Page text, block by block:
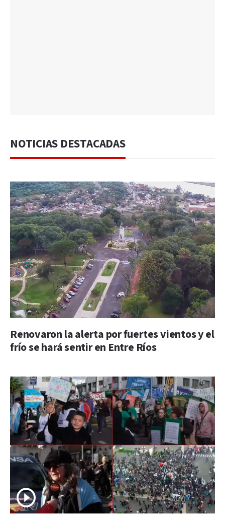
NOTICIAS DESTACADAS
Renovaron la alerta por fuertes vientos y el
frío se hará sentir en Entre Ríos